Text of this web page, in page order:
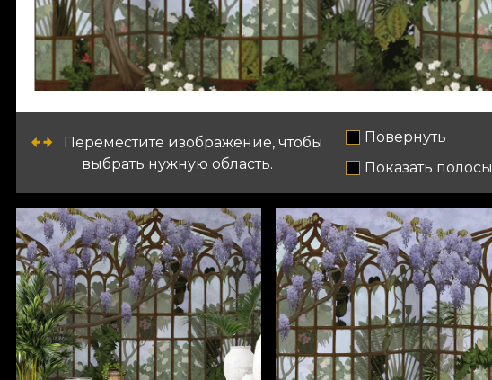
Переместите изображение, чтобы
выбрать нужную область.
Повернуть
Показать полосы